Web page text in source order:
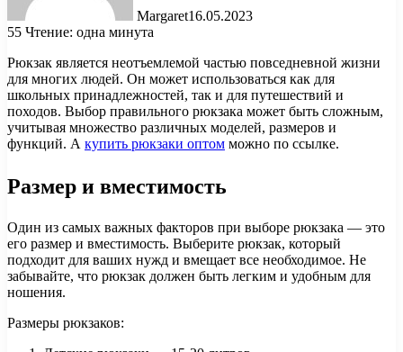
Margaret16.05.2023
55 Чтение: одна минута
Рюкзак является неотъемлемой частью повседневной жизни
для многих людей. Он может использоваться как для
школьных принадлежностей, так и для путешествий и
походов. Выбор правильного рюкзака может быть сложным,
учитывая множество различных моделей, размеров и
функций. А купить рюкзаки оптом можно по ссылке.
Размер и вместимость
Один из самых важных факторов при выборе рюкзака — это
его размер и вместимость. Выберите рюкзак, который
подходит для ваших нужд и вмещает все необходимое. Не
забывайте, что рюкзак должен быть легким и удобным для
ношения.
Размеры рюкзаков: